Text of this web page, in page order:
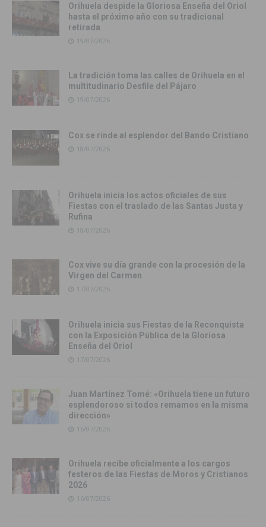
Orihuela despide la Gloriosa Enseña del Oriol
hasta el próximo año con su tradicional
retirada
19/07/2026
La tradición toma las calles de Orihuela en el
multitudinario Desfile del Pájaro
19/07/2026
Cox se rinde al esplendor del Bando Cristiano
18/07/2026
Orihuela inicia los actos oficiales de sus
Fiestas con el traslado de las Santas Justa y
Rufina
18/07/2026
Cox vive su día grande con la procesión de la
Virgen del Carmen
17/07/2026
Orihuela inicia sus Fiestas de la Reconquista
con la Exposición Pública de la Gloriosa
Enseña del Oriol
17/07/2026
Juan Martínez Tomé: «Orihuela tiene un futuro
esplendoroso si todos remamos en la misma
dirección»
16/07/2026
Orihuela recibe oficialmente a los cargos
festeros de las Fiestas de Moros y Cristianos
2026
16/07/2026